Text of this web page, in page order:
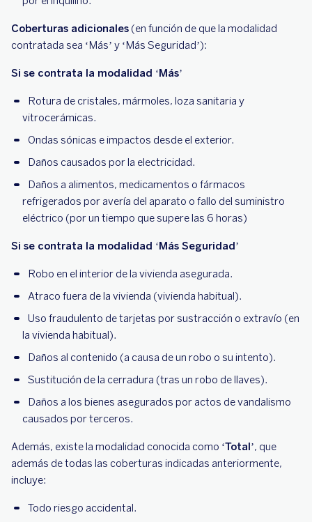
Coberturas adicionales (en función de que la modalidad
contratada sea ‘Más’ y ‘Más Seguridad’):
Si se contrata la modalidad ‘Más’
Rotura de cristales, mármoles, loza sanitaria y
vitrocerámicas.
Ondas sónicas e impactos desde el exterior.
Daños causados por la electricidad.
Daños a alimentos, medicamentos o fármacos
refrigerados por avería del aparato o fallo del suministro
eléctrico (por un tiempo que supere las 6 horas)
Si se contrata la modalidad ‘Más Seguridad’
Robo en el interior de la vivienda asegurada.
Atraco fuera de la vivienda (vivienda habitual).
Uso fraudulento de tarjetas por sustracción o extravío (en
la vivienda habitual).
Daños al contenido (a causa de un robo o su intento).
Sustitución de la cerradura (tras un robo de llaves).
Daños a los bienes asegurados por actos de vandalismo
causados por terceros.
Además, existe la modalidad conocida como ‘Total’, que
además de todas las coberturas indicadas anteriormente,
incluye:
Todo riesgo accidental.